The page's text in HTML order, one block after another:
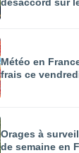
Météo en
frais ce
Orages à
de semaine en